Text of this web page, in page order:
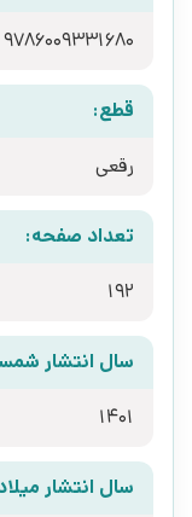
9786009331680
قطع:
رقعی
تعداد صفحه:
192
سال انتشار
1401
سال انتشار